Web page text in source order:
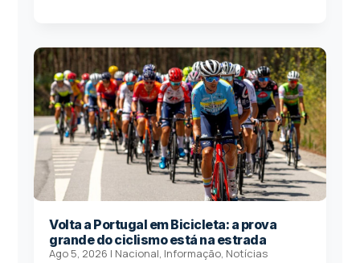
Volta a Portugal em Bicicleta: a prova
grande do ciclismo está na estrada
Ago 5, 2026 | Nacional, Informação, Notícias